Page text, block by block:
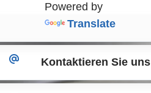
Powered by
Translate
Kontaktieren Sie uns